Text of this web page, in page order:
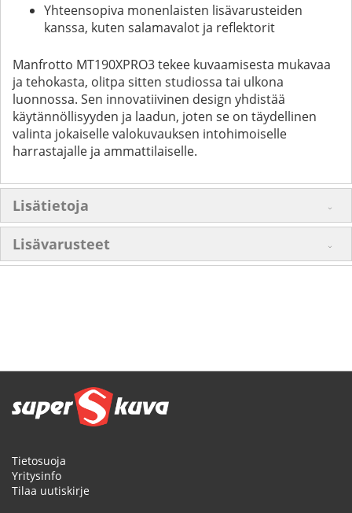
Yhteensopiva monenlaisten lisävarusteiden
kanssa, kuten salamavalot ja reflektorit
Manfrotto MT190XPRO3 tekee kuvaamisesta mukavaa
ja tehokasta, olitpa sitten studiossa tai ulkona
luonnossa. Sen innovatiivinen design yhdistää
käytännöllisyyden ja laadun, joten se on täydellinen
valinta jokaiselle valokuvauksen intohimoiselle
harrastajalle ja ammattilaiselle.
Lisätietoja
Lisävarusteet
Tietosuoja
Yritysinfo
Tilaa uutiskirje